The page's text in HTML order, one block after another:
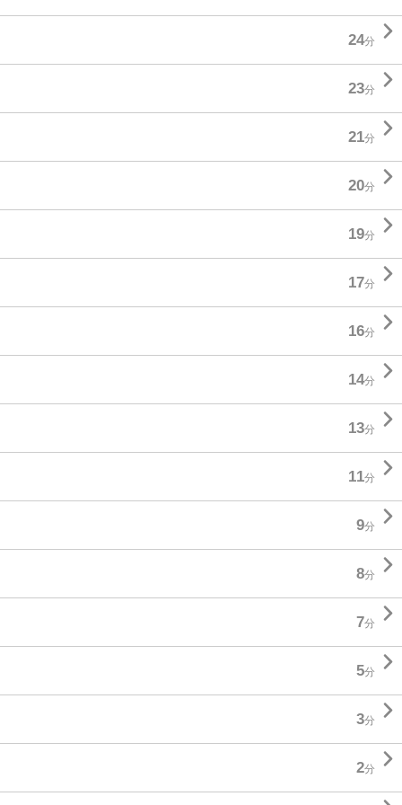
24分 
23分 
21分 
20分 
19分 
17分 
16分 
14分 
13分 
11分 
9分 
8分 
7分 
5分 
3分 
2分 